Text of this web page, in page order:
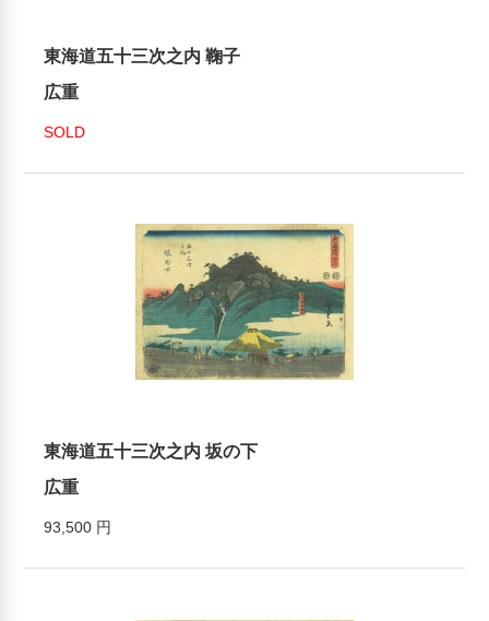
東海道五十三次之内 鞠子
広重
SOLD
東海道五十三次之内 坂の下
広重
93,500 円